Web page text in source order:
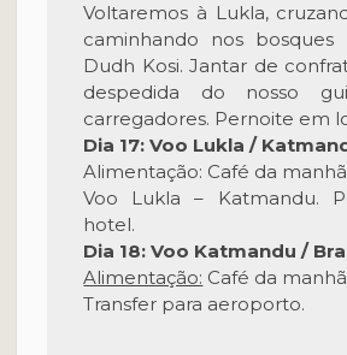
Voltaremos à Lukla,
caminhando nos
Dudh Kosi. Jantar de
despedida do nosso
carregadores. Pernoite em
Dia 17: Voo Lukla /
Alimentação: Café da
Voo Lukla – Katmandu.
hotel.
Dia 18: Voo Katmandu /
Alimentação: Café da
Transfer para aeroporto.